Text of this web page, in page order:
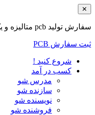
✕
سفارش تولید pcb متالیزه و یک لایه در 4 روز
ثبت سفارش PCB
شروع کنید !
کسب در آمد
مدرس شو
سازنده شو
نویسنده شو
فروشنده شو